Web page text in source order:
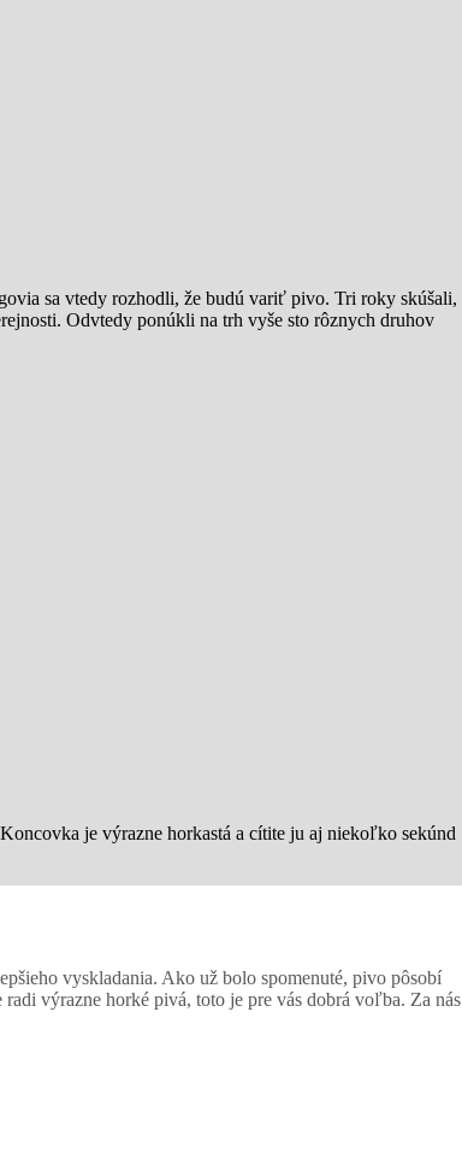
sa vtedy rozhodli, že budú variť pivo. Tri roky skúšali,
Odvtedy ponúkli na trh vyše sto rôznych druhov
je výrazne horkastá a cítite ju aj niekoľko sekúnd
vyskladania. Ako už bolo spomenuté, pivo pôsobí
výrazne horké pivá, toto je pre vás dobrá voľba. Za nás